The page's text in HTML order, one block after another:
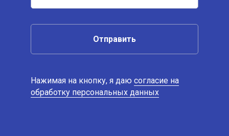
Отправить
Нажимая на кнопку, я даю согласие на
обработку персональных данных